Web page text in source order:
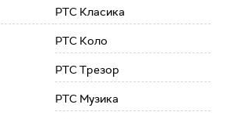
РТС Класика
РТС Коло
РТС Трезор
РТС Музика